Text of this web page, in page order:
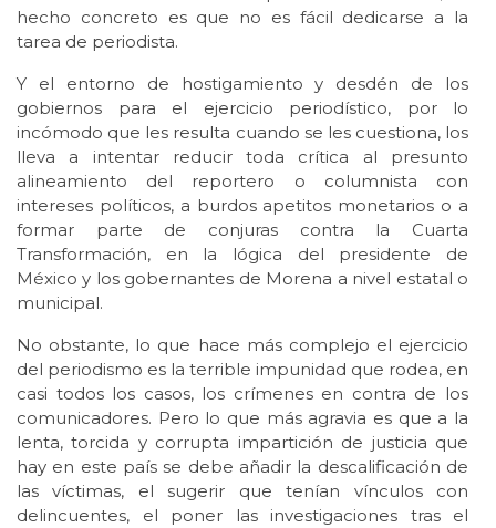
hecho concreto es que no es fácil dedicarse a la
tarea de periodista.
Y el entorno de hostigamiento y desdén de los
gobiernos para el ejercicio periodístico, por lo
incómodo que les resulta cuando se les cuestiona, los
lleva a intentar reducir toda crítica al presunto
alineamiento del reportero o columnista con
intereses políticos, a burdos apetitos monetarios o a
formar parte de conjuras contra la Cuarta
Transformación, en la lógica del presidente de
México y los gobernantes de Morena a nivel estatal o
municipal.
No obstante, lo que hace más complejo el ejercicio
del periodismo es la terrible impunidad que rodea, en
casi todos los casos, los crímenes en contra de los
comunicadores. Pero lo que más agravia es que a la
lenta, torcida y corrupta impartición de justicia que
hay en este país se debe añadir la descalificación de
las víctimas, el sugerir que tenían vínculos con
delincuentes, el poner las investigaciones tras el